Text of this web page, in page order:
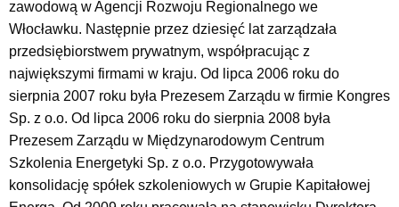
zawodową w Agencji Rozwoju Regionalnego we
Włocławku. Następnie przez dziesięć lat zarządzała
przedsiębiorstwem prywatnym, współpracując z
największymi firmami w kraju. Od lipca 2006 roku do
sierpnia 2007 roku była Prezesem Zarządu w firmie Kongres
Sp. z o.o. Od lipca 2006 roku do sierpnia 2008 była
Prezesem Zarządu w Międzynarodowym Centrum
Szkolenia Energetyki Sp. z o.o. Przygotowywała
konsolidację spółek szkoleniowych w Grupie Kapitałowej